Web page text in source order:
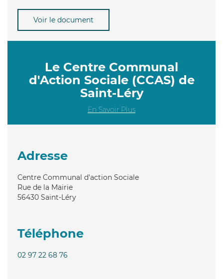
Voir le document
Le Centre Communal
d'Action Sociale (CCAS) de
Saint-Léry
En Savoir Plus
Adresse
Centre Communal d'action Sociale
Rue de la Mairie
56430 Saint-Léry
Téléphone
02 97 22 68 76